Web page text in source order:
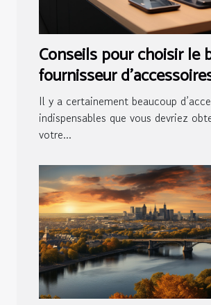
Conseils pour choisir le
fournisseur
Il y a certainement beaucoup
indispensables que vous devriez
votre...